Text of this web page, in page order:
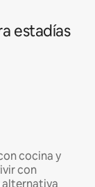
estadías
cocina y
con
alternativa